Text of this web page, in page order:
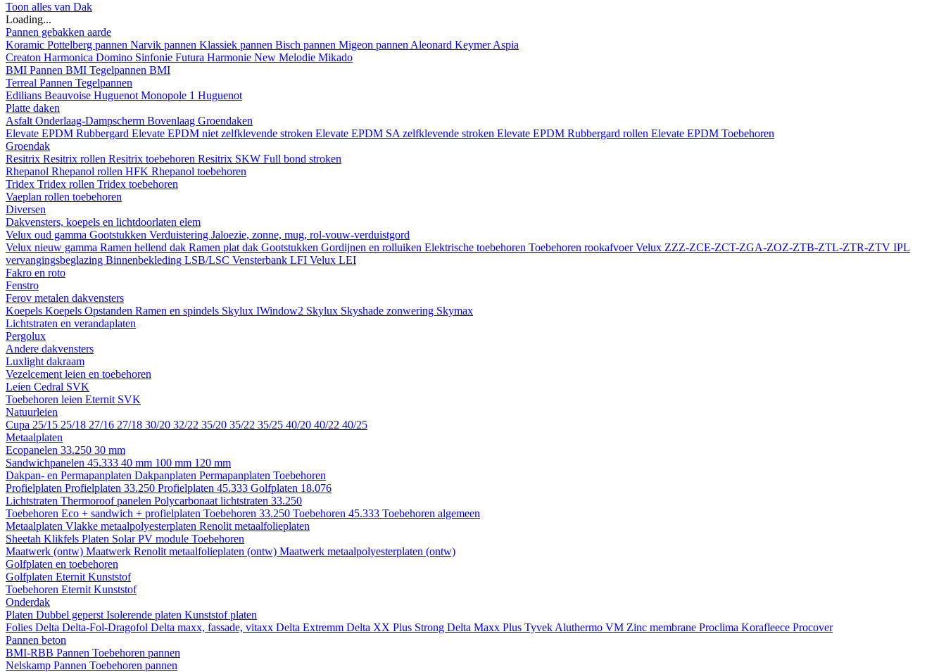
Toon alles van Dak
Loading...
Pannen gebakken aarde
Koramic Pottelberg pannen Narvik pannen Klassiek pannen Bisch pannen Migeon pannen Aleonard KeymerAspia
Creaton Harmonica Domino Sinfonie Futura Harmonie New Melodie Mikado
BMI Pannen BMI Tegelpannen BMI
Terreal Pannen Tegelpannen
Edilians Beauvoise Huguenot Monopole 1 Huguenot
Platte daken
Asfalt Onderlaag-Dampscherm Bovenlaag Groendaken
Elevate EPDM Rubbergard Elevate EPDM niet zelfklevende stroken Elevate EPDM SA zelfklevende stroken Elevate EPDM Rubbergard rollen Elevate EPDM Toebehoren
Groendak
Resitrix Resitrix rollen Resitrix toebehoren Resitrix SKW Full bond stroken
Rhepanol Rhepanol rollen HFK Rhepanol toebehoren
Tridex Tridex rollen Tridex toebehoren
Vaeplan rollen toebehoren
Diversen
Dakvensters, koepels en lichtdoorlaten elem
Velux oud gamma Gootstukken Verduistering Jaloezie, zonne, mug, rol-vouw-verduistgord
Velux nieuw gamma Ramen hellend dak Ramen plat dak Gootstukken Gordijnen en rolluiken Elektrische toebehoren Toebehoren rookafvoerVelux ZZZ-ZCE-ZCT-ZGA-ZOZ-ZTB-ZTL-ZTR-ZTV IPL
vervangingsbeglazing Binnenbekleding LSB/LSC Vensterbank LFI Velux LEI
Fakro en roto
Fenstro
Ferov metalen dakvensters
Koepels Koepels Opstanden Ramen en spindels Skylux IWindow2 Skylux Skyshade zonwering Skymax
Lichtstraten en verandaplaten
Pergolux
Andere dakvensters
Luxlight dakraam
Vezelcement leien en toebehoren
Leien Cedral SVK
Toebehoren leien Eternit SVK
Natuurleien
Cupa 25/15 25/18 27/16 27/18 30/20 32/22 35/20 35/22 35/25 40/20 40/22 40/25
Metaalplaten
Ecopanelen 33.250 30 mm
Sandwichpanelen 45.333 40 mm 100 mm 120 mm
Dakpan- en Permapanplaten Dakpanplaten Permapanplaten Toebehoren
Profielplaten Profielplaten 33.250 Profielplaten 45.333 Golfplaten 18.076
Lichtstraten Thermoroof panelen Polycarbonaat lichtstraten 33.250
Toebehoren Eco + sandwich + profielplaten Toebehoren 33.250 Toebehoren 45.333 Toebehoren algemeen
Metaalplaten Vlakke metaalpolyesterplaten Renolit metaalfolieplaten
Sheetah Klikfels Platen Solar PV module Toebehoren
Maatwerk (ontw) Maatwerk Renolit metaalfolieplaten (ontw) Maatwerk metaalpolyesterplaten (ontw)
Golfplaten en toebehoren
Golfplaten Eternit Kunststof
Toebehoren Eternit Kunststof
Onderdak
Platen Dubbel geperst Isolerende platen Kunststof platen
Folies Delta Delta-Fol-Dragofol Delta maxx, fassade, vitaxx Delta Extremm Delta XX Plus Strong Delta Maxx Plus Tyvek Aluthermo VM Zinc membrane Proclima Korafleece Procover
Pannen beton
BMI-RBB Pannen Toebehoren pannen
Nelskamp Pannen Toebehoren pannen